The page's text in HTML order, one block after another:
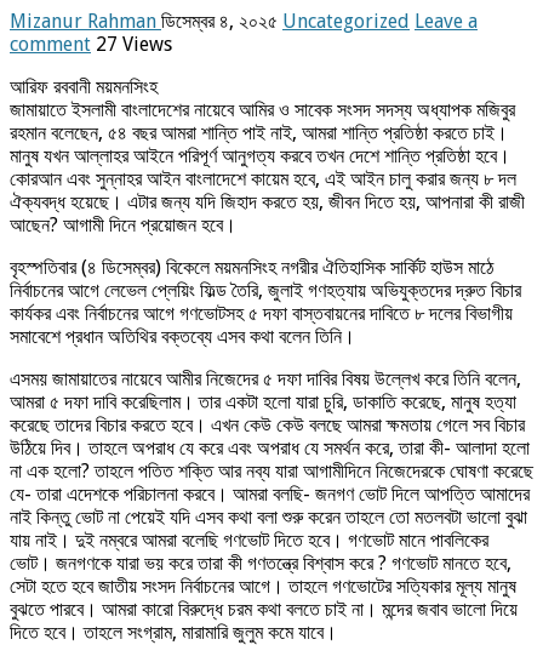
Mizanur Rahman ডিসেম্বর ৪, ২০২৫ Uncategorized Leave a
comment 27 Views
আরিফ রববানী ময়মনসিংহ
জামায়াতে ইসলামী বাংলাদেশের নায়েবে আমির ও সাবেক সংসদ সদস্য অধ্যাপক মজিবুর
রহমান বলেছেন, ৫৪ বছর আমরা শান্তি পাই নাই, আমরা শান্তি প্রতিষ্ঠা করতে চাই।
মানুষ যখন আল্লাহর আইনে পরিপূর্ণ আনুগত্য করবে তখন দেশে শান্তি প্রতিষ্ঠা হবে।
কোরআন এবং সুন্নাহর আইন বাংলাদেশে কায়েম হবে, এই আইন চালু করার জন্য ৮ দল
ঐক্যবদ্ধ হয়েছে। এটার জন্য যদি জিহাদ করতে হয়, জীবন দিতে হয়, আপনারা কী রাজী
আছেন? আগামী দিনে প্রয়োজন হবে।
বৃহস্পতিবার (৪ ডিসেম্বর) বিকেলে ময়মনসিংহ নগরীর ঐতিহাসিক সার্কিট হাউস মাঠে
নির্বাচনের আগে লেভেল প্লেয়িং ফিল্ড তৈরি, জুলাই গণহত্যায় অভিযুক্তদের দ্রুত বিচার
কার্যকর এবং নির্বাচনের আগে গণভোটসহ ৫ দফা বাস্তবায়নের দাবিতে ৮ দলের বিভাগীয়
সমাবেশে প্রধান অতিথির বক্তব্যে এসব কথা বলেন তিনি।
এসময় জামায়াতের নায়েবে আমীর নিজেদের ৫ দফা দাবির বিষয় উল্লেখ করে তিনি বলেন,
আমরা ৫ দফা দাবি করেছিলাম। তার একটা হলো যারা চুরি, ডাকাতি করেছে, মানুষ হত্যা
করেছে তাদের বিচার করতে হবে। এখন কেউ কেউ বলছে আমরা ক্ষমতায় গেলে সব বিচার
উঠিয়ে দিব। তাহলে অপরাধ যে করে এবং অপরাধ যে সমর্থন করে, তারা কী- আলাদা হলো
না এক হলো? তাহলে পতিত শক্তি আর নব্য যারা আগামীদিনে নিজেদেরকে ঘোষণা করেছে
যে- তারা এদেশকে পরিচালনা করবে। আমরা বলছি- জনগণ ভোট দিলে আপত্তি আমাদের
নাই কিন্তু ভোট না পেয়েই যদি এসব কথা বলা শুরু করেন তাহলে তো মতলবটা ভালো বুঝা
যায় নাই। দুই নম্বরে আমরা বলেছি গণভোট দিতে হবে। গণভোট মানে পাবলিকের
ভোট। জনগণকে যারা ভয় করে তারা কী গণতন্ত্রে বিশ্বাস করে ? গণভোট মানতে হবে,
সেটা হতে হবে জাতীয় সংসদ নির্বাচনের আগে। তাহলে গণভোটের সত্যিকার মূল্য মানুষ
বুঝতে পারবে। আমরা কারো বিরুদ্ধে চরম কথা বলতে চাই না। মন্দের জবাব ভালো দিয়ে
দিতে হবে। তাহলে সংগ্রাম, মারামারি জুলুম কমে যাবে।